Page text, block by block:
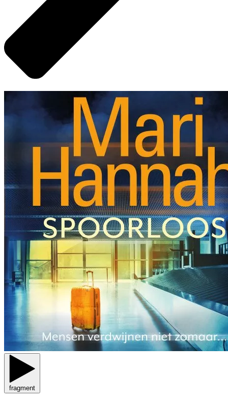
fragment